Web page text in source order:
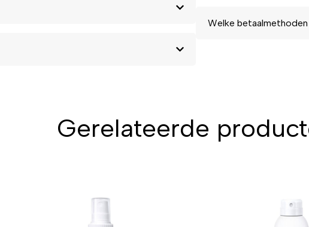
Welke betaalmethoden
Gerelateerde